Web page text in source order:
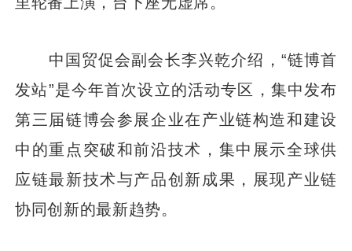
中国贸促会副会长李兴乾介绍，“链博首
发站”是今年首次设立的活动专区，集中发布
第三届链博会参展企业在产业链构造和建设
中的重点突破和前沿技术，集中展示全球供
应链最新技术与产品创新成果，展现产业链
协同创新的最新趋势。